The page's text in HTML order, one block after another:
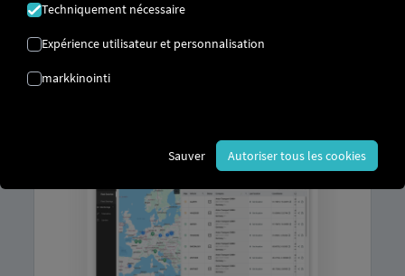
Utilisez-vous le service de la CO3 Platform
CO3 Sp. z oo
alorsl’enrichir avec les données de nos
Techniquement nécessaire
Expérience utilisateur et personnalisation
markkinointi
Sauver Autoriser tous les cookies